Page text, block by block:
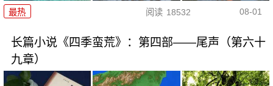
最热 阅读 18532 08-01
长篇小说《四季蛮荒》：第四部——尾声（第六十
九章）